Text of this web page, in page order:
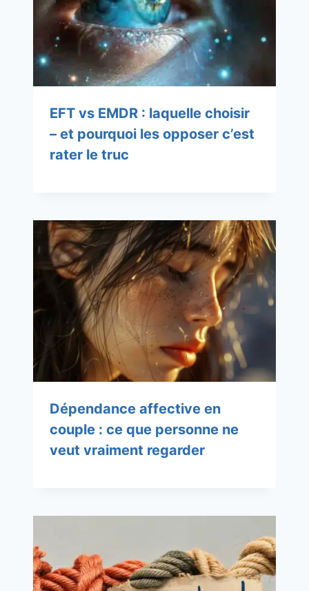
EFT vs EMDR : laquelle choisir
– et pourquoi les opposer c’est
rater le truc
Dépendance affective en
couple : ce que personne ne
veut vraiment regarder